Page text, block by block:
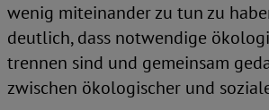
wenig miteinander zu tun zu
deutlich, dass notwendige
trennen sind und gemeinsam
zwischen ökologischer und